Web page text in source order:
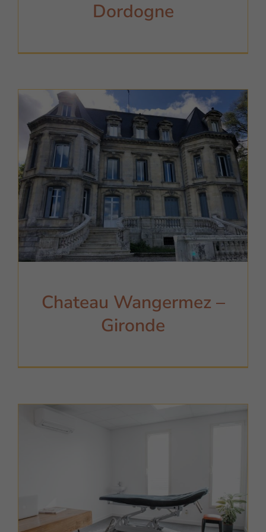
Dordogne
Chateau Wangermez –
Gironde
fonctionnement
du site.